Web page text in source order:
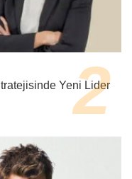
Yeni Lider